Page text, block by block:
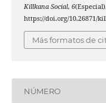
Killkana Social, 6
https://doi.org/10.26871/
Más formatos de
NÚMERO